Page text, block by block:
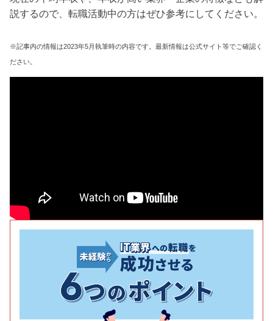
説するので、転職活動中の方はぜひ参考にしてください。
※記事内の情報は2023年5月執筆時の内容です。最新情報は公式サイト等でご確認く
ださい。